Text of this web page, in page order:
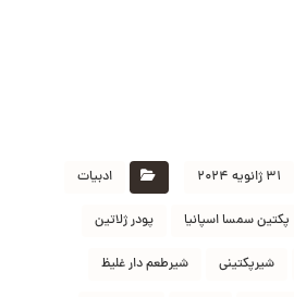
۳۱ ژانویه ۲۰۲۴ ادبیات
پکتین سمسا اسپانیا پودر ژلاتین
شیرپکتینی شیرطعم دار غلیظ